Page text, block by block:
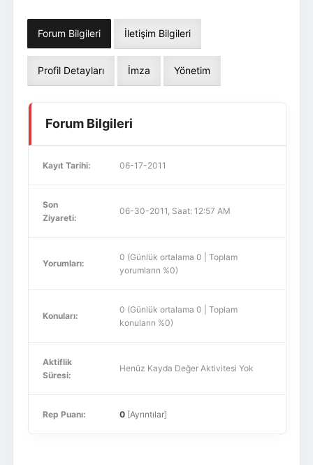
Forum Bilgileri İletişim Bilgileri
Profil Detayları İmza Yönetim
Forum Bilgileri
Kayıt Tarihi: 06-17-2011
Son
Ziyareti:
06-30-2011, Saat: 12:57 AM
Yorumları:
0 (Günlük ortalama 0 | Toplam
yorumların %0)
Konuları:
0 (Günlük ortalama 0 | Toplam
konuların %0)
Aktiflik
Süresi:
Henüz Kayda Değer Aktivitesi Yok
Rep Puanı: 0[Ayrıntılar]